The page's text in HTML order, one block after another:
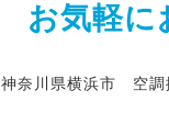
お気軽に
神奈川県横浜市 空調